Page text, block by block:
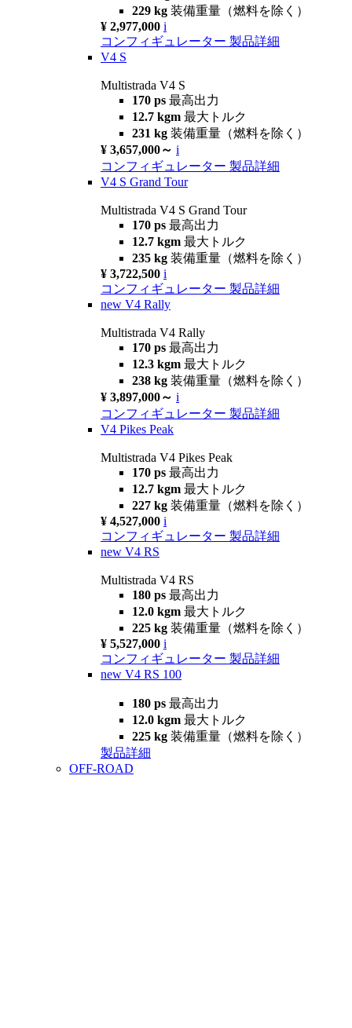
229 kg 装備重量（燃料を除く）
¥ 2,977,000 i
コンフィギュレーター 製品詳細
V4 S
Multistrada V4 S
170 ps 最高出力
12.7 kgm 最大トルク
231 kg 装備重量（燃料を除く）
¥ 3,657,000～ i
コンフィギュレーター 製品詳細
V4 S Grand Tour
Multistrada V4 S Grand Tour
170 ps 最高出力
12.7 kgm 最大トルク
235 kg 装備重量（燃料を除く）
¥ 3,722,500 i
コンフィギュレーター 製品詳細
new V4 Rally
Multistrada V4 Rally
170 ps 最高出力
12.3 kgm 最大トルク
238 kg 装備重量（燃料を除く）
¥ 3,897,000～ i
コンフィギュレーター 製品詳細
V4 Pikes Peak
Multistrada V4 Pikes Peak
170 ps 最高出力
12.7 kgm 最大トルク
227 kg 装備重量（燃料を除く）
¥ 4,527,000 i
コンフィギュレーター 製品詳細
new V4 RS
Multistrada V4 RS
180 ps 最高出力
12.0 kgm 最大トルク
225 kg 装備重量（燃料を除く）
¥ 5,527,000 i
コンフィギュレーター 製品詳細
new V4 RS 100
180 ps 最高出力
12.0 kgm 最大トルク
225 kg 装備重量（燃料を除く）
製品詳細
OFF-ROAD